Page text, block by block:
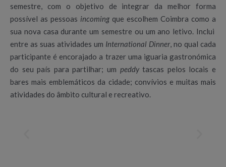
semestre, com o objetivo de integrar da melhor forma
possível as pessoas incoming que escolhem Coimbra como a
sua nova casa durante um semestre ou um ano letivo. Inclui
entre as suas atividades um International Dinner, no qual cada
participante é encorajado a trazer uma iguaria gastronómica
do seu país para partilhar; um peddytascas pelos locais e
bares mais emblemáticos da cidade; convívios e muitas mais
atividades do âmbito cultural e recreativo.